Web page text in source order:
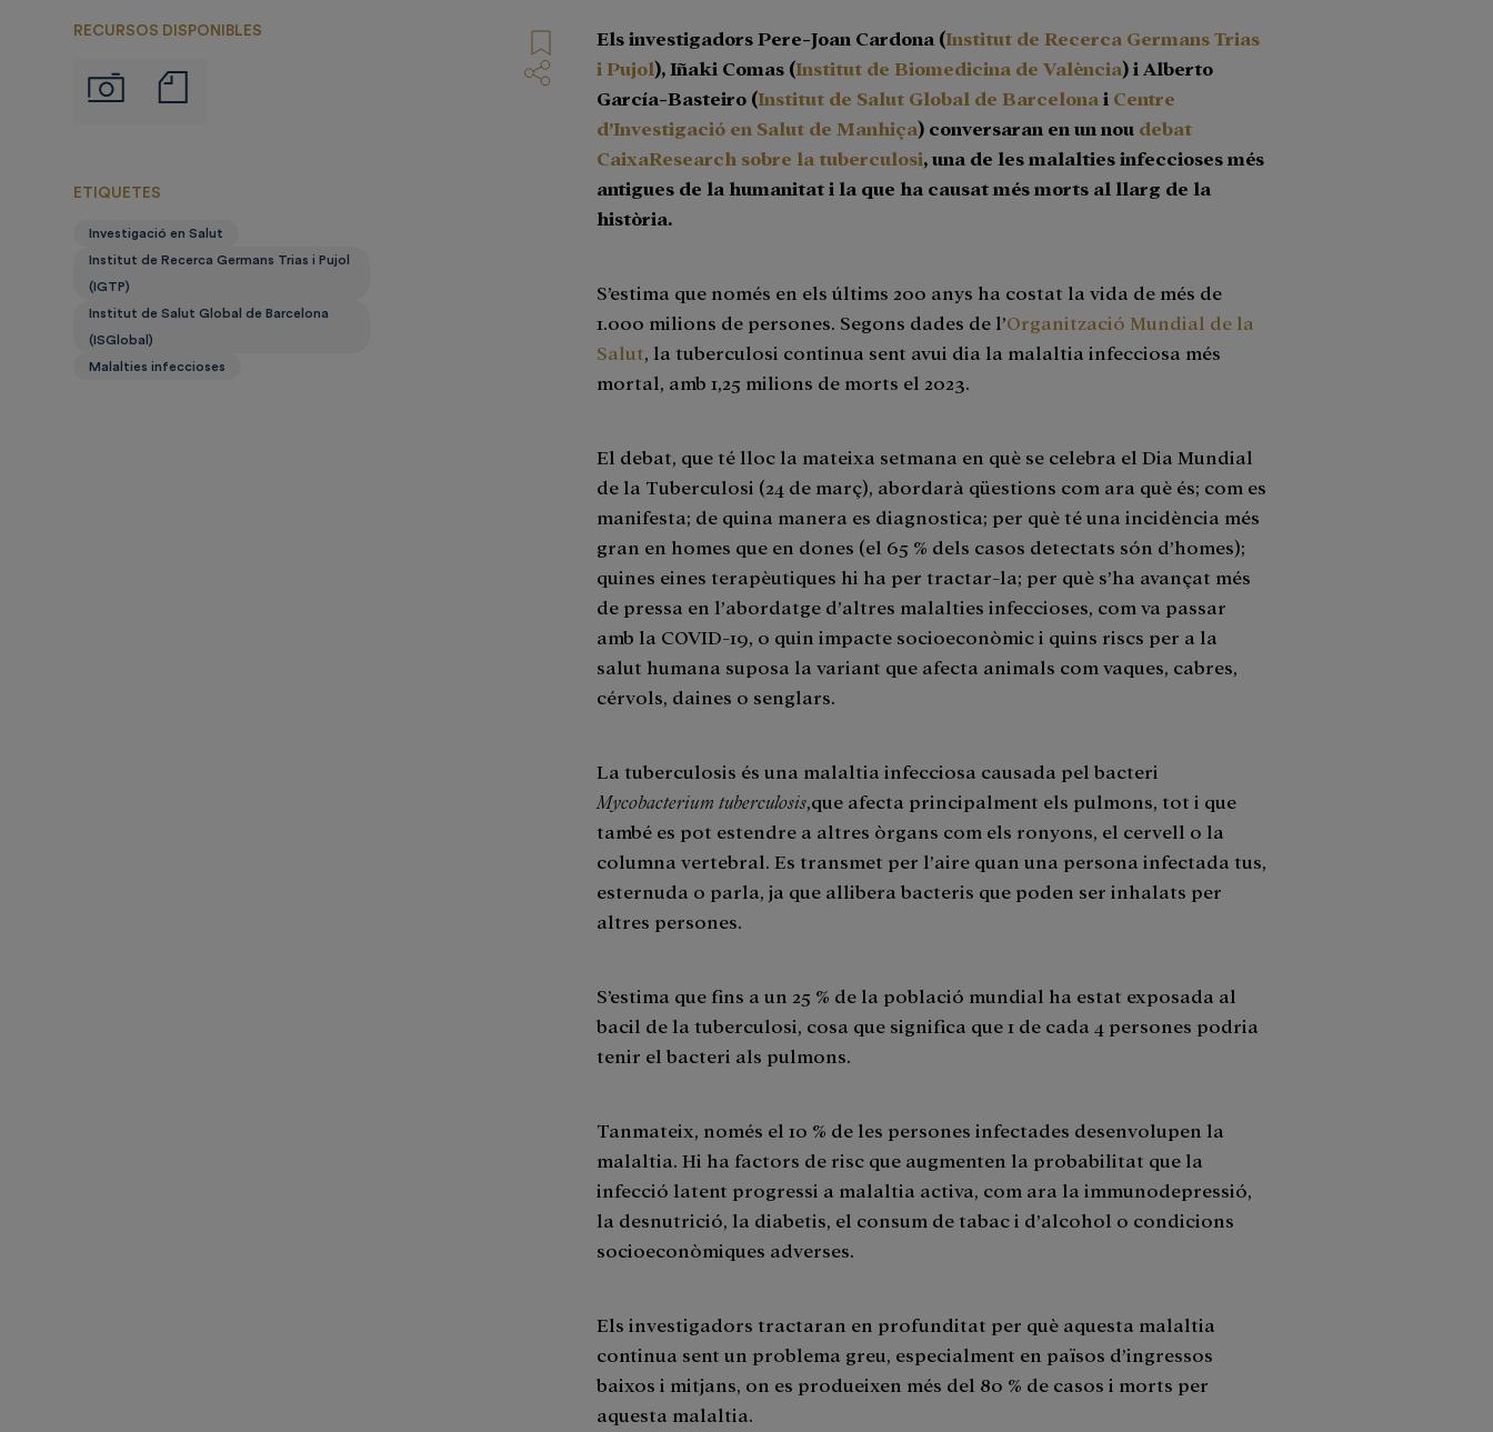
RECURSOS DISPONIBLES
Imágenes
de
Els investigadors Pere-Joan Cardona (Institut de Recerca Germans Trias
i Pujol), Iñaki Comas (Institut de Biomedicina de València) i Alberto
García-Basteiro (Institut de Salut Global de Barcelona i Centre
d’Investigació en Salut de Manhiça) conversaran en un nou debat
CaixaResearch sobre la tuberculosi, una de les malalties infeccioses més
antigues de la humanitat i la que ha causat més morts al llarg de la
història.
S’estima que només en els últims 200 anys ha costat la vida de més de
1.000 milions de persones. Segons dades de l’Organització Mundial de la
Salut , la tuberculosi continua sent avui dia la malaltia infecciosa més
mortal, amb 1,25 milions de morts el 2023.
El debat, que té lloc la mateixa setmana en què se celebra el Dia Mundial
de la Tuberculosi (24 de març), abordarà qüestions com ara què és; com es
manifesta; de quina manera es diagnostica; per què té una incidència més
gran en homes que en dones (el 65 % dels casos detectats són d’homes);
quines eines terapèutiques hi ha per tractar-la; per què s’ha avançat més
de pressa en l’abordatge d’altres malalties infeccioses, com va passar
amb la COVID-19, o quin impacte socioeconòmic i quins riscs per a la
salut humana suposa la variant que afecta animals com vaques, cabres,
cérvols, daines o senglars.
La tuberculosis és una malaltia infecciosa causada pel bacteri
Mycobacterium tuberculosis ,que afecta principalment els pulmons, tot i que
també es pot estendre a altres òrgans com els ronyons, el cervell o la
columna vertebral. Es transmet per l’aire quan una persona infectada tus,
esternuda o parla, ja que allibera bacteris que poden ser inhalats per
altres persones.
S’estima que fins a un 25 % de la població mundial ha estat exposada al
bacil de la tuberculosi, cosa que significa que 1 de cada 4 persones podria
tenir el bacteri als pulmons.
Tanmateix, només el 10 % de les persones infectades desenvolupen la
malaltia. Hi ha factors de risc que augmenten la probabilitat que la
infecció latent progressi a malaltia activa, com ara la immunodepressió,
la desnutrició, la diabetis, el consum de tabac i d’alcohol o condicions
socioeconòmiques adverses.
Els investigadors tractaran en profunditat per què aquesta malaltia
continua sent un problema greu, especialment en països d’ingressos
baixos i mitjans, on es produeixen més del 80 % de casos i morts per
aquesta malaltia.
ETIQUETES
Investigació en Salut
Institut de Recerca Germans Trias i Pujol
(IGTP)
Institut de Salut Global de Barcelona
(ISGlobal)
Malalties infeccioses